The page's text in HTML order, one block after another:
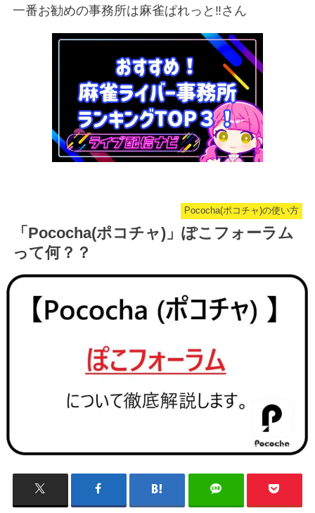
一番お勧めの事務所は麻雀ぱれっと‼︎さん
Pococha(ポコチャ)の使い方
「Pococha(ポコチャ)」ぽこフォーラム
って何？？